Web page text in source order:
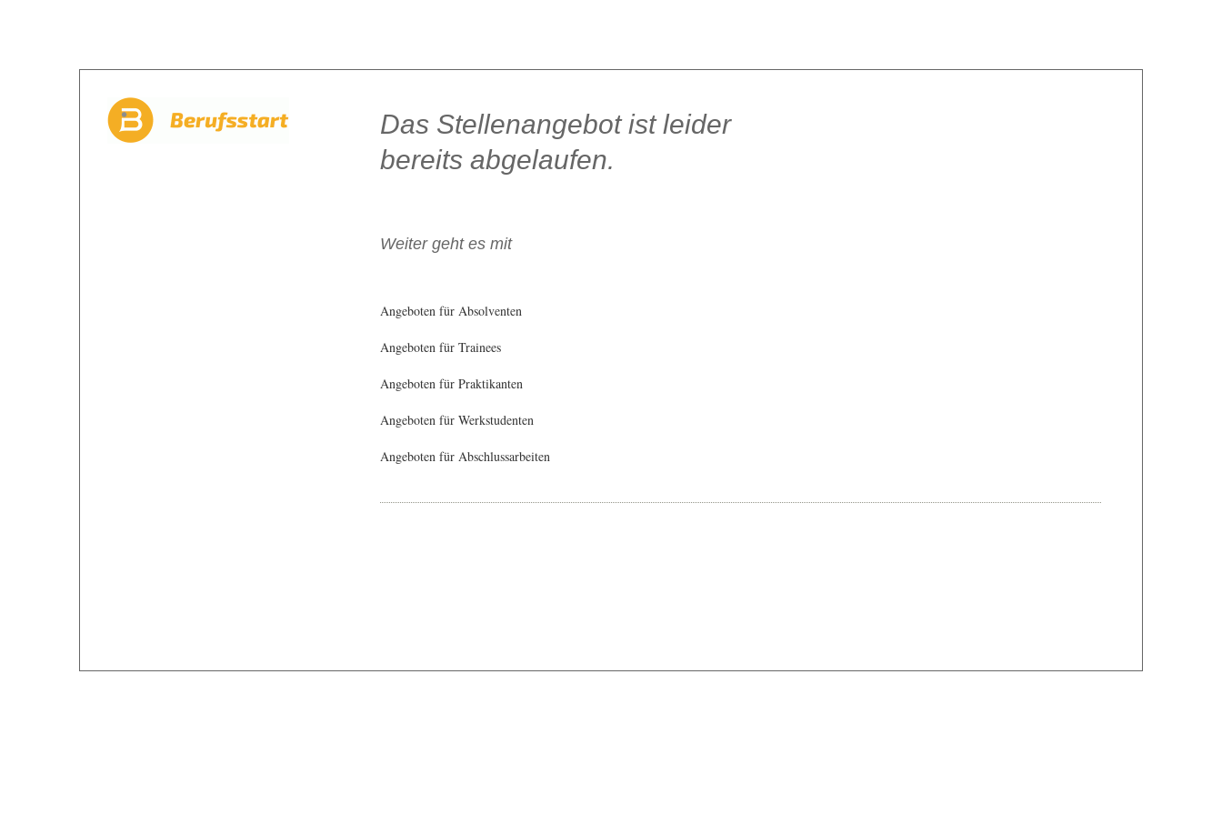
Das Stellenangebot ist leider
bereits abgelaufen.
Weiter geht es mit
Angeboten für Absolventen
Angeboten für Trainees
Angeboten für Praktikanten
Angeboten für Werkstudenten
Angeboten für Abschlussarbeiten